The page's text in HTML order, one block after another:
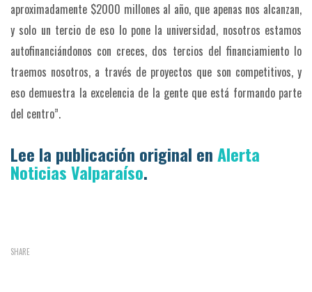
aproximadamente $2000 millones al año, que apenas nos alcanzan,
y solo un tercio de eso lo pone la universidad, nosotros estamos
autofinanciándonos con creces, dos tercios del financiamiento lo
traemos nosotros, a través de proyectos que son competitivos, y
eso demuestra la excelencia de la gente que está formando parte
del centro”.
Lee la publicación original enAlerta
Noticias Valparaíso.
SHARE